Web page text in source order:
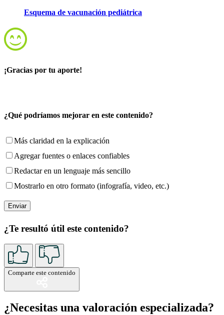
Esquema de vacunación pediátrica
¡Gracias por tu aporte!
¿Qué podríamos mejorar en este contenido?
Más claridad en la explicación
Agregar fuentes o enlaces confiables
Redactar en un lenguaje más sencillo
Mostrarlo en otro formato (infografía, video, etc.)
¿Te resultó útil este contenido?
Comparte este contenido
¿Necesitas una valoración especializada?